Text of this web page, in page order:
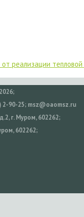
реализации тепловой
2-90-25; msz@oaomsz.ru
г. Муром, 602262;
602262;